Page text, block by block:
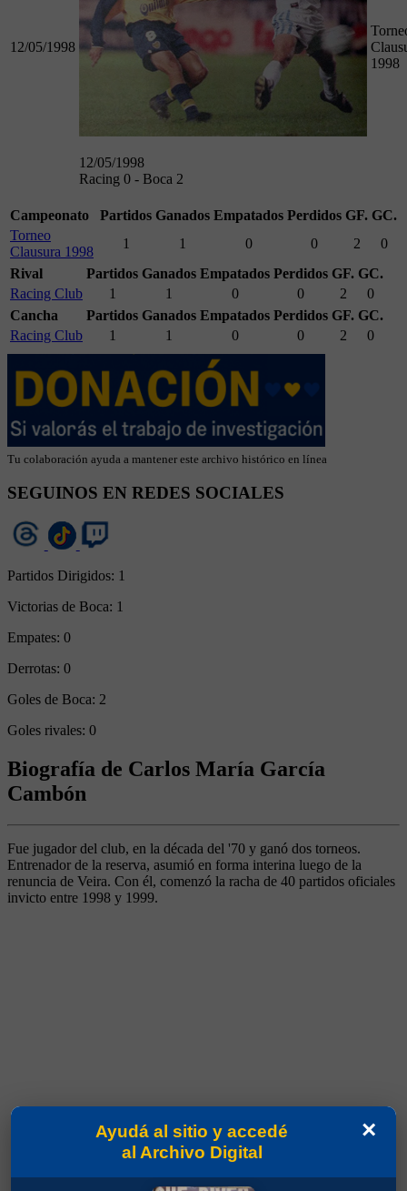
12/05/1998
12/05/1998
Racing 0 - Boca 2
1998
Campeonato Partidos Ganados Empatados Perdidos GF. GC.
Torneo
Clausura 1998
1 1 0 0 2
0
Rival
Partidos Ganados Empatados Perdidos GF. GC.
Racing Club
1 1 0 0 2
0
Cancha
Partidos Ganados Empatados Perdidos GF. GC.
Racing Club
1 1 0 0 2 0
Tu colaboración ayuda a mantener este archivo histórico en línea
SEGUINOS EN REDES SOCIALES
Partidos Dirigidos: 1
Victorias de Boca: 1
Empates: 0
Derrotas: 0
Goles de Boca: 2
Goles rivales: 0
Biografía de Carlos María García
Cambón
Fue jugador del club, en la década del '70 y ganó dos torneos.
Entrenador de la reserva, asumió en forma interina luego de la
renuncia de Veira. Con él, comenzó la racha de 40 partidos oficiales
invicto entre 1998 y 1999.
×
Ayudá al sitio y accedé
al Archivo Digital